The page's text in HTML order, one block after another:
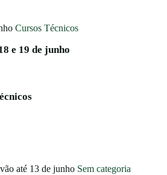
Cursos Técnicos
e 19 de junho
Sem categoria